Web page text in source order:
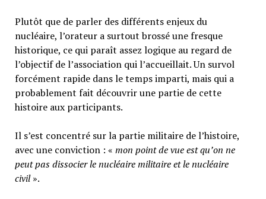
Plutôt que de parler des différents enjeux du
nucléaire, l’orateur a surtout brossé une fresque
historique, ce qui paraît assez logique au regard de
l’objectif de l’association qui l’accueillait. Un survol
forcément rapide dans le temps imparti, mais qui a
probablement fait découvrir une partie de cette
histoire aux participants.
Il s’est concentré sur la partie militaire de l’histoire,
avec une conviction : « mon point de vue est qu’on ne
peut pas dissocier le nucléaire militaire et le nucléaire
civil».